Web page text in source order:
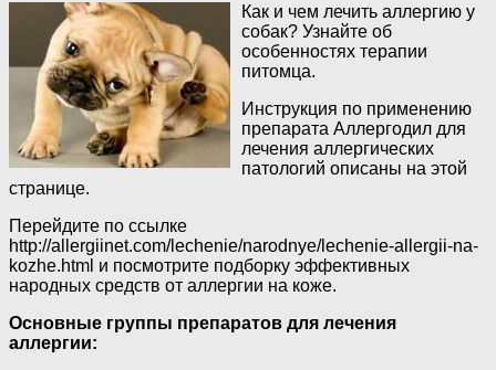
Как и чем лечить аллергию у
собак? Узнайте об
особенностях терапии
питомца.
Инструкция по применению
препарата Аллергодил для
лечения аллергических
патологий описаны на этой
странице.
Перейдите по ссылке
http://allergiinet.com/lechenie/narodnye/lechenie-allergii-na-
kozhe.html и посмотрите подборку эффективных
народных средств от аллергии на коже.
Основные группы препаратов для лечения
аллергии: